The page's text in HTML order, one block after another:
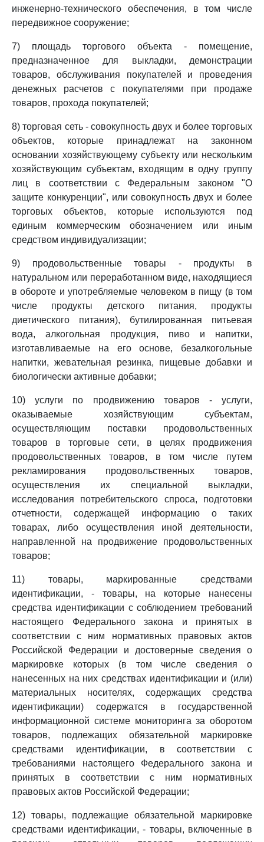
инженерно-технического обеспечения, в том числе
передвижное сооружение;
7) площадь торгового объекта - помещение,
предназначенное для выкладки, демонстрации
товаров, обслуживания покупателей и проведения
денежных расчетов с покупателями при продаже
товаров, прохода покупателей;
8) торговая сеть - совокупность двух и более торговых
объектов, которые принадлежат на законном
основании хозяйствующему субъекту или нескольким
хозяйствующим субъектам, входящим в одну группу
лиц в соответствии с Федеральным законом "О
защите конкуренции", или совокупность двух и более
торговых объектов, которые используются под
единым коммерческим обозначением или иным
средством индивидуализации;
9) продовольственные товары - продукты в
натуральном или переработанном виде, находящиеся
в обороте и употребляемые человеком в пищу (в том
числе продукты детского питания, продукты
диетического питания), бутилированная питьевая
вода, алкогольная продукция, пиво и напитки,
изготавливаемые на его основе, безалкогольные
напитки, жевательная резинка, пищевые добавки и
биологически активные добавки;
10) услуги по продвижению товаров - услуги,
оказываемые хозяйствующим субъектам,
осуществляющим поставки продовольственных
товаров в торговые сети, в целях продвижения
продовольственных товаров, в том числе путем
рекламирования продовольственных товаров,
осуществления их специальной выкладки,
исследования потребительского спроса, подготовки
отчетности, содержащей информацию о таких
товарах, либо осуществления иной деятельности,
направленной на продвижение продовольственных
товаров;
11) товары, маркированные средствами
идентификации, - товары, на которые нанесены
средства идентификации с соблюдением требований
настоящего Федерального закона и принятых в
соответствии с ним нормативных правовых актов
Российской Федерации и достоверные сведения о
маркировке которых (в том числе сведения о
нанесенных на них средствах идентификации и (или)
материальных носителях, содержащих средства
идентификации) содержатся в государственной
информационной системе мониторинга за оборотом
товаров, подлежащих обязательной маркировке
средствами идентификации, в соответствии с
требованиями настоящего Федерального закона и
принятых в соответствии с ним нормативных
правовых актов Российской Федерации;
12) товары, подлежащие обязательной маркировке
средствами идентификации, - товары, включенные в